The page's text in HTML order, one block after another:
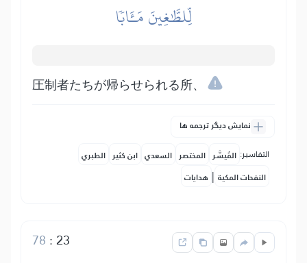
لِّلطَّٰغِينَ مَـَٔابٗا
圧制者たちが帰らせられる所、
نمایش دیگر ترجمه ها
التفاسير: المُيسَّر المختصر السعدي ابن كثير الطبري
النفحات المكية | هدايات
23
:
78